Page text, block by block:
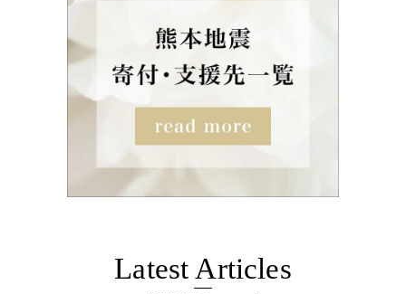
Latest Articles